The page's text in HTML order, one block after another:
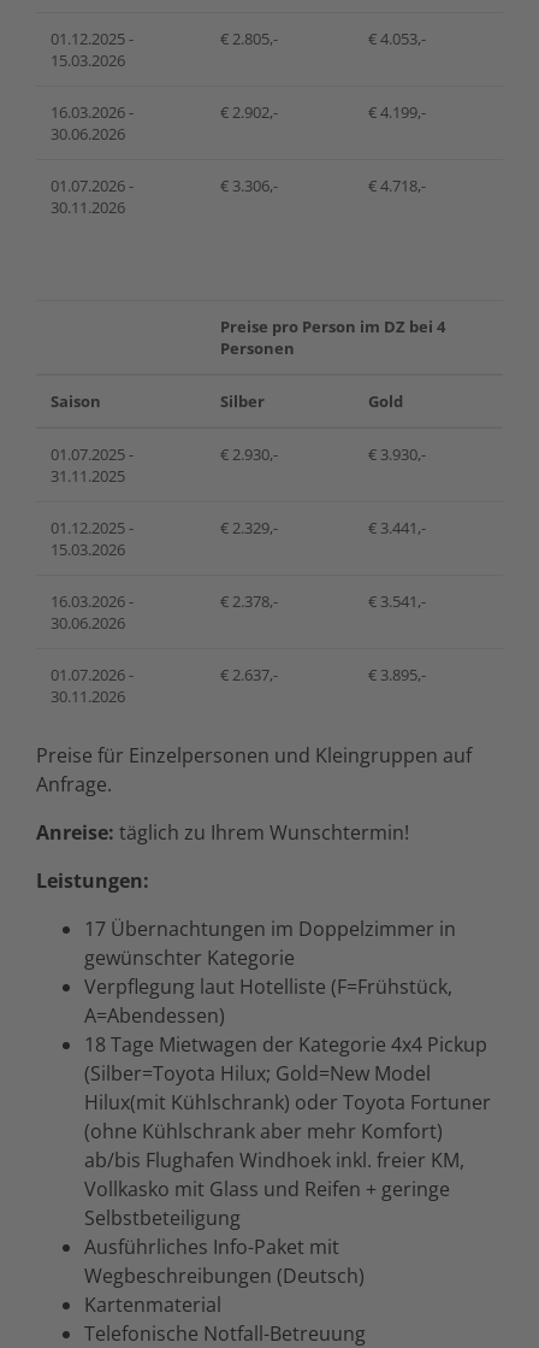
01.12.2025 -
15.03.2026
€ 2.805,- € 4.053,-
16.03.2026 -
30.06.2026
€ 2.902,- € 4.199,-
01.07.2026 -
30.11.2026
€ 3.306,- € 4.718,-
Preise pro Person im DZ bei 4
Personen
Saison Silber Gold
01.07.2025 -
31.11.2025
€ 2.930,- € 3.930,-
01.12.2025 -
15.03.2026
€ 2.329,- € 3.441,-
16.03.2026 -
30.06.2026
€ 2.378,- € 3.541,-
01.07.2026 -
30.11.2026
€ 2.637,- € 3.895,-
Preise für Einzelpersonen und Kleingruppen auf
Anfrage.
Anreise: täglich zu Ihrem Wunschtermin!
Leistungen:
17 Übernachtungen im Doppelzimmer in
gewünschter Kategorie
Verpflegung laut Hotelliste (F=Frühstück,
A=Abendessen)
18 Tage Mietwagen der Kategorie 4x4 Pickup
(Silber=Toyota Hilux; Gold=New Model
Hilux(mit Kühlschrank) oder Toyota Fortuner
(ohne Kühlschrank aber mehr Komfort)
ab/bis Flughafen Windhoek inkl. freier KM,
Vollkasko mit Glass und Reifen + geringe
Selbstbeteiligung
Ausführliches Info-Paket mit
Wegbeschreibungen (Deutsch)
Kartenmaterial
Telefonische Notfall-Betreuung